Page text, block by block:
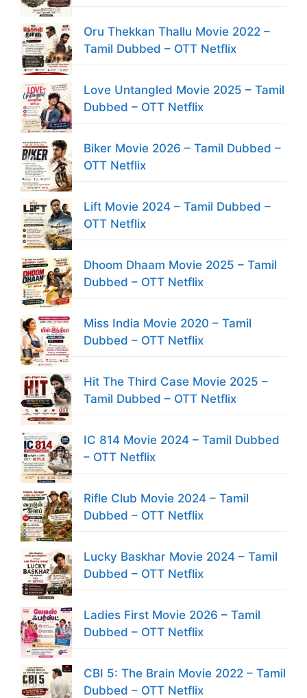
Oru Thekkan Thallu Movie 2022 –
Tamil Dubbed – OTT Netflix
Love Untangled Movie 2025 – Tamil
Dubbed – OTT Netflix
Biker Movie 2026 – Tamil Dubbed –
OTT Netflix
Lift Movie 2024 – Tamil Dubbed –
OTT Netflix
Dhoom Dhaam Movie 2025 – Tamil
Dubbed – OTT Netflix
Miss India Movie 2020 – Tamil
Dubbed – OTT Netflix
Hit The Third Case Movie 2025 –
Tamil Dubbed – OTT Netflix
IC 814 Movie 2024 – Tamil Dubbed
– OTT Netflix
Rifle Club Movie 2024 – Tamil
Dubbed – OTT Netflix
Lucky Baskhar Movie 2024 – Tamil
Dubbed – OTT Netflix
Ladies First Movie 2026 – Tamil
Dubbed – OTT Netflix
CBI 5: The Brain Movie 2022 – Tamil
Dubbed – OTT Netflix